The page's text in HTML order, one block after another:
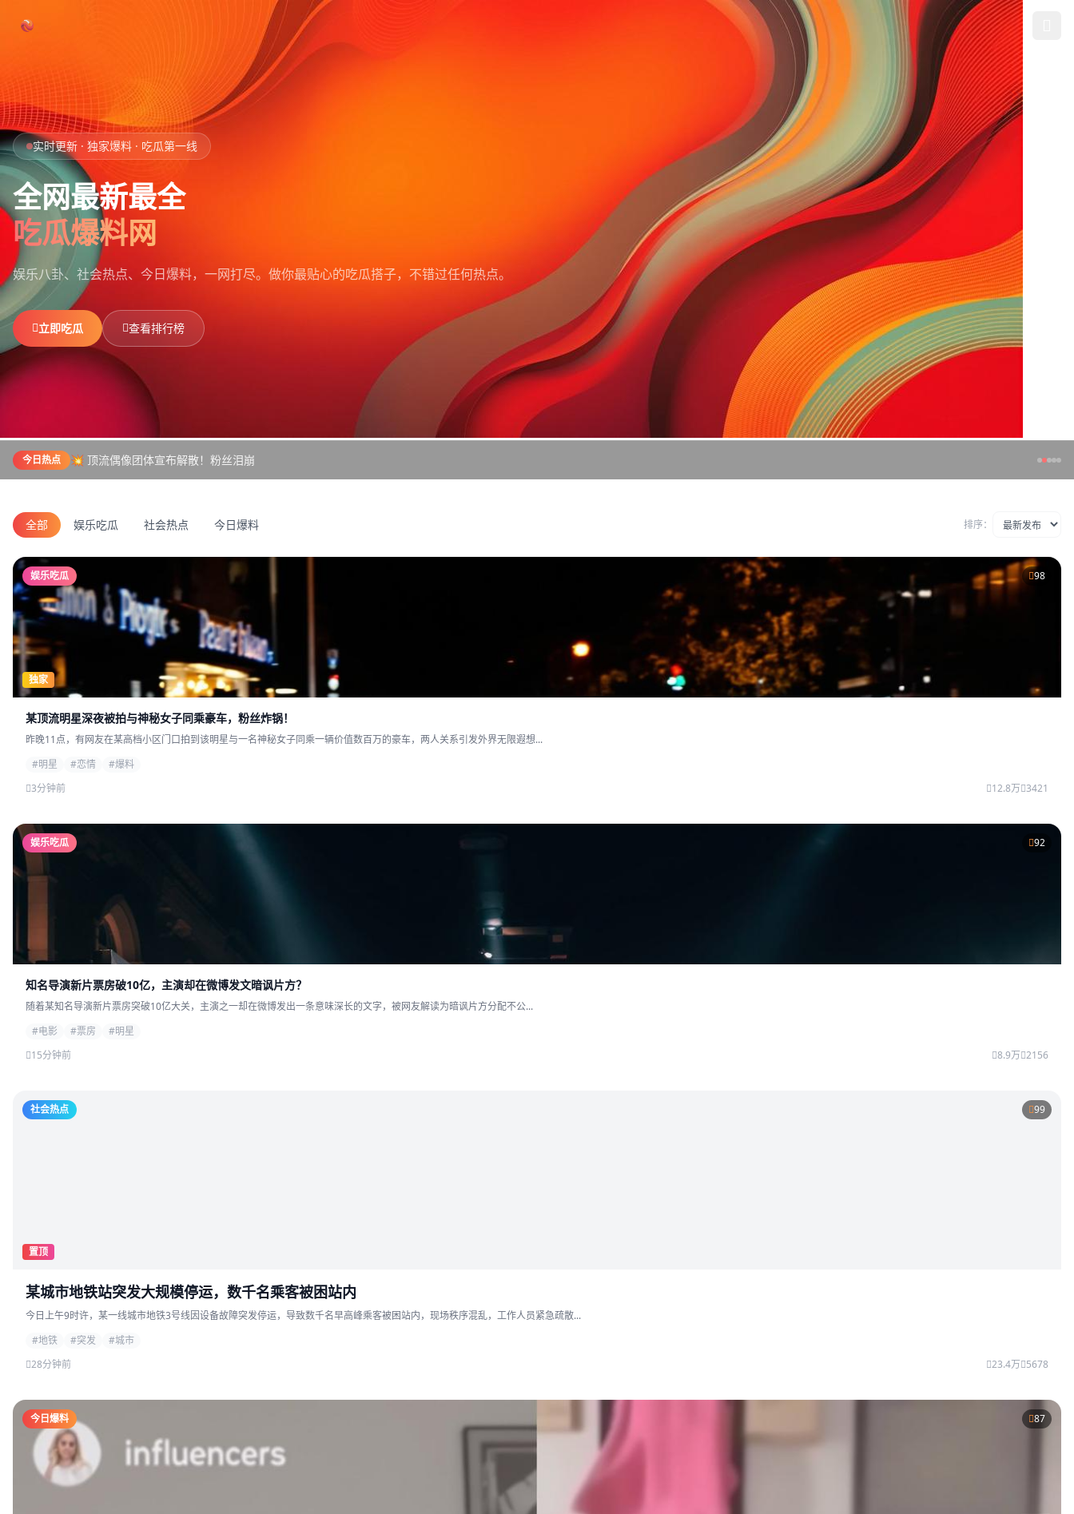
首页
娱乐吃瓜
社会热点
今日爆料
排行榜
社区
实时更新 · 独家爆料 · 吃瓜第一线
全网最新最全
吃瓜爆料网
娱乐八卦、社会热点、今日爆料，一网打尽。 做你最贴心的吃瓜搭子，不错过任何热点。
立即吃瓜 查看排行榜
今日热点 💥 顶流偶像团体宣布解散！粉丝泪崩
全部 娱乐吃瓜 社会热点 今日爆料 排序：
娱乐吃瓜 98
独家
某顶流明星深夜被拍与神秘女子同乘豪车，粉丝炸锅！
昨晚11点，有网友在某高档小区门口拍到该明星与一名神秘女子同乘一辆价值数百万的豪车，两人关系引发外界无限遐想...
#明星
#恋情
#爆料
3分钟前
12.8万 3421
娱乐吃瓜 92
知名导演新片票房破10亿，主演却在微博发文暗讽片方？
随着某知名导演新片票房突破10亿大关，主演之一却在微博发出一条意味深长的文字，被网友解读为暗讽片方分配不公...
#电影
#票房
#明星
15分钟前
8.9万 2156
社会热点 99
置顶
某城市地铁站突发大规模停运，数千名乘客被困站内
今日上午9时许，某一线城市地铁3号线因设备故障突发停运，导致数千名早高峰乘客被困站内，现场秩序混乱，工作人员紧急疏散...
#地铁
#突发
#城市
28分钟前
23.4万 5678
今日爆料 87